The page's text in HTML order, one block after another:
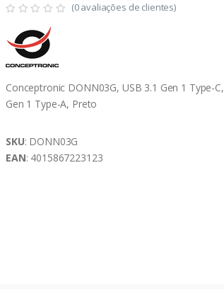
(0 avaliações de clientes)
Conceptronic DONN03G, USB 3.1 Gen 1 Type-
Gen 1 Type-A, Preto
SKU: DONN03G
EAN: 4015867223123